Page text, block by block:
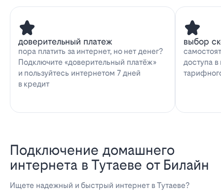
доверительный платеж
пора платить за интернет, но нет денег?
Подключите «доверительный платёж»
и пользуйтесь интернетом 7 дней
в кредит
выбор
доступа
Подключение домашнего
интернета в Тутаеве от Билайн
Ищете надежный и быстрый интернет в Тутаеве?